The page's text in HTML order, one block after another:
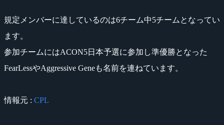
規定メンバーに達しているのは6チーム中5チームとなってい
ます。
参加チームにはACON5日本予選に参加し準優勝となった
FearLessやAggressive Geneも名前を連ねています。
情報元 : CPL